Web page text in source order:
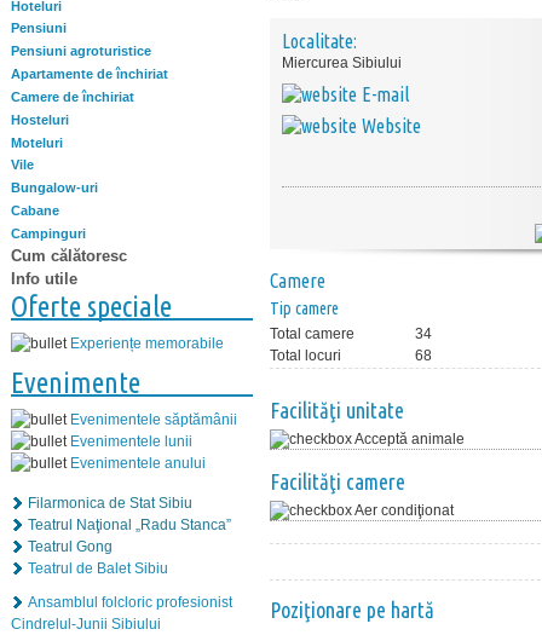
Hoteluri
Pensiuni
Pensiuni agroturistice
Apartamente de închiriat
Camere de închiriat
Hosteluri
Moteluri
Vile
Bungalow-uri
Cabane
Campinguri
Cum călătoresc
Info utile
Oferte speciale
Experiențe memorabile
Evenimente
Evenimentele săptămânii
Evenimentele lunii
Evenimentele anului
Filarmonica de Stat Sibiu
Teatrul Naţional „Radu Stanca”
Teatrul Gong
Teatrul de Balet Sibiu
Ansamblul folcloric profesionist
Cindrelul-Junii Sibiului
Localitate:
Miercurea Sibiului
E-mail
Website
Camere
Tip camere
Total camere
34
Total locuri
68
Facilităţi unitate
Acceptă animale
Facilităţi camere
Aer condiţionat
Poziţionare pe hartă